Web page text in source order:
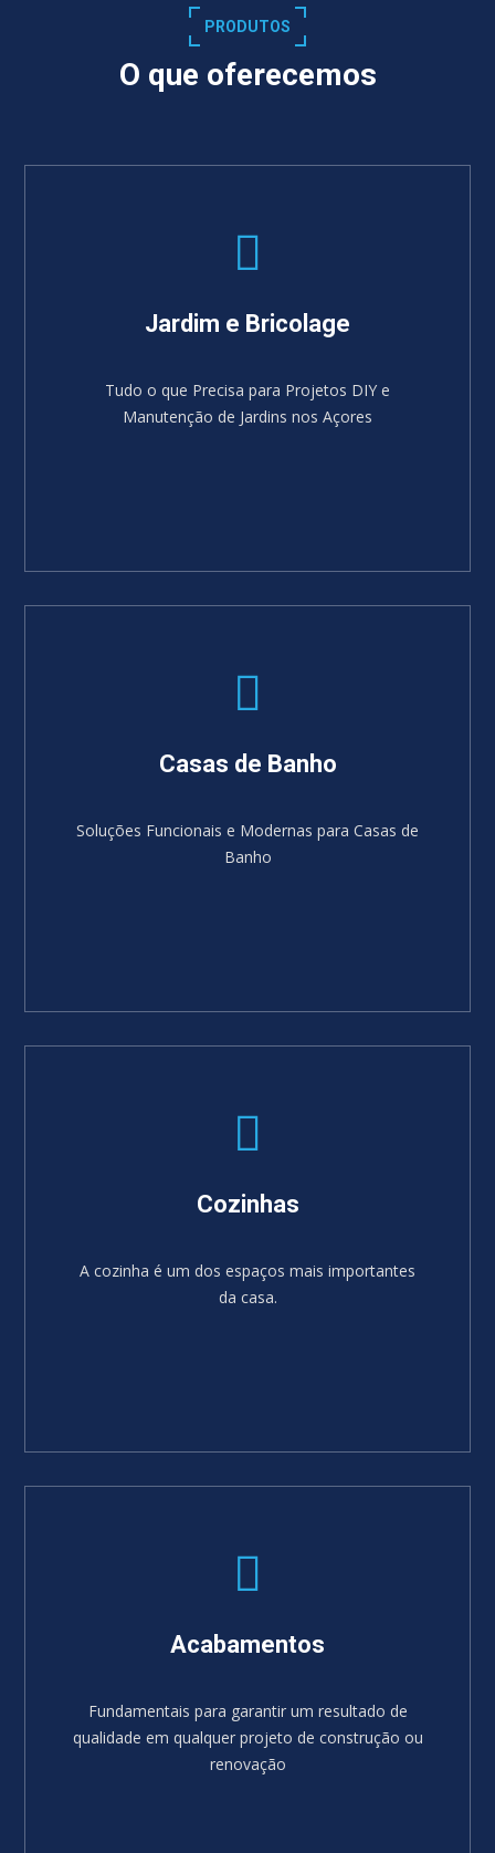
PRODUTOS
O que oferecemos
Jardim e Bricolage
Tudo o que Precisa para Projetos DIY e
Manutenção de Jardins nos Açores
Casas de Banho
Soluções Funcionais e Modernas para Casas de
Banho
Cozinhas
A cozinha é um dos espaços mais importantes
da casa.
Acabamentos
Fundamentais para garantir um resultado de
qualidade em qualquer projeto de construção ou
renovação
SABER MAIS